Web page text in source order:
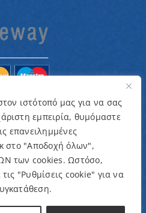
ιστότοπό μας για να σας
εμπειρία, θυμόμαστε
επανειλημμένες
στο "Αποδοχή όλων",
των cookies. Ωστόσο,
"Ρυθμίσεις cookie" για να
Σύνδεσμος για
συναφείς παθήσεις «Ένα
& Developed byNETinfo
Plc
|Πολιτική Απορρήτου